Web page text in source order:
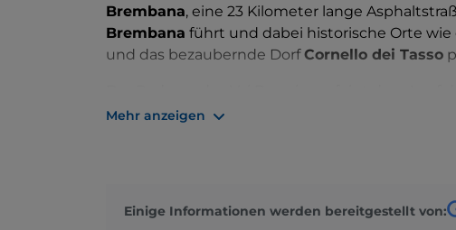
Brembana, eine 23 Kilometer lange
Brembana führt und dabei historische Orte
und das bezaubernde DorfCornello dei Tasso
Trasse der heute stillgelegten Eisenbahnlinie
Radfahrer leicht zu bewältigen, da der
Mehr anzeigen
Einige Informationen werden bereitgestellt von: